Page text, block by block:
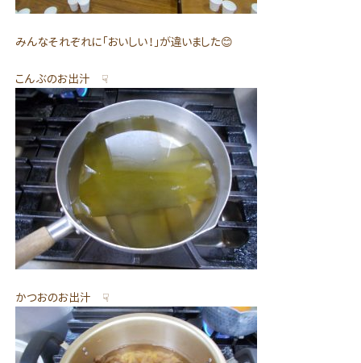
みんなそれぞれに「おいしい！」が違いました😊
こんぶのお出汁 ☟
かつおのお出汁 ☟